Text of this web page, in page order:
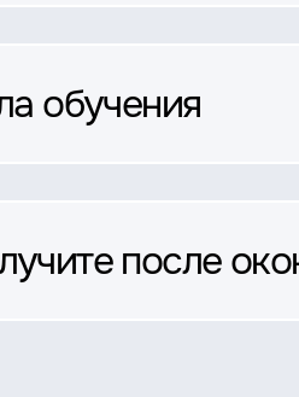
обучения
после